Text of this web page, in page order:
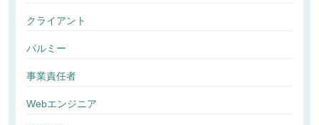
クライアント
パルミー
事業責任者
Webエンジニア